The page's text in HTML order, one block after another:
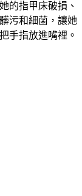
的指甲床破損、
污和細菌，讓她
手指放進嘴裡。